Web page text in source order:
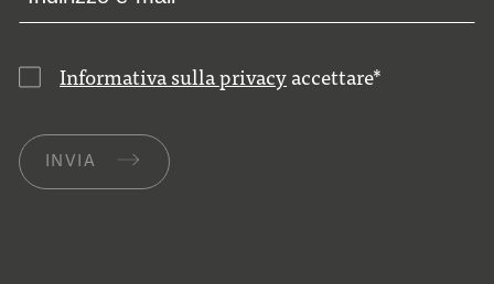
Informativa sulla privacy accettare*
INVIA